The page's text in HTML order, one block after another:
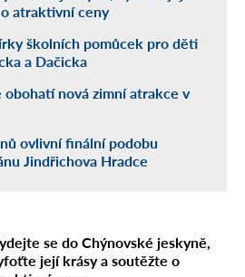
atraktivní ceny
školních pomůcek pro děti
a Dačicka
obohatí nová zimní atrakce v
ovlivní finální podobu
Jindřichova Hradce
se do Chýnovské jeskyně,
její krásy a soutěžte o